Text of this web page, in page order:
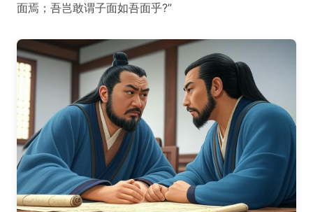
面焉；吾岂敢谓子面如吾面乎?”